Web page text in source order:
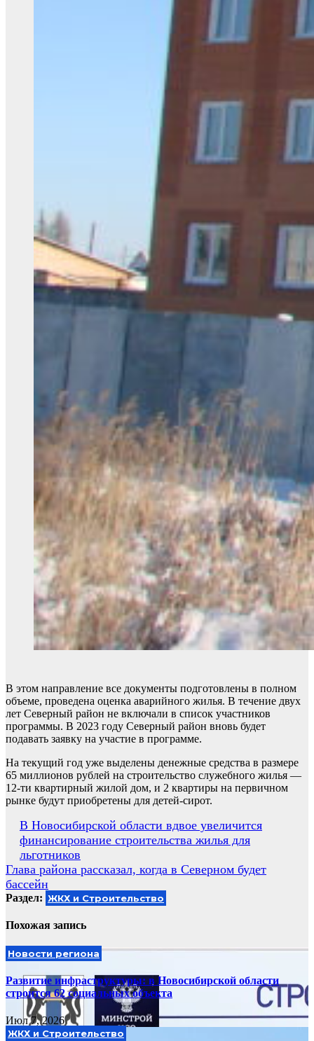
В этом направление все документы подготовлены в полном
объеме, проведена оценка аварийного жилья. В течение двух
лет Северный район не включали в список участников
программы. В 2023 году Северный район вновь будет
подавать заявку на участие в программе.
На текущий год уже выделены денежные средства в размере
65 миллионов рублей на строительство служебного жилья —
12-ти квартирный жилой дом, и 2 квартиры на первичном
рынке будут приобретены для детей-сирот.
Навигация
по
записям
В Новосибирской области вдвое увеличится
финансирование строительства жилья для
льготников
Глава района рассказал, когда в Северном будет
бассейн
Раздел: ЖКХ и Строительство
Похожая запись
Новости региона
Развитие инфраструктуры: в Новосибирской области
строится 62 социальных объекта
Июл 7, 2026
ЖКХ и Строительство